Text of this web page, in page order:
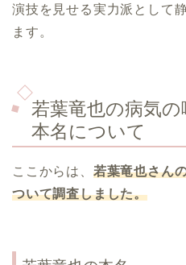
演技を見せる実力派として
ます。
若葉竜也の病気の
本名について
ここからは、 若葉竜也さん
ついて調査しました。